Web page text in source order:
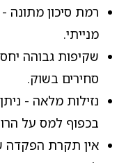
רמת סיכון מתונה
מנייתי.
שקיפות גבוהה
סחירים בשוק.
נזילות מלאה -
בכפוף למס על
אין תקרת הפקדה